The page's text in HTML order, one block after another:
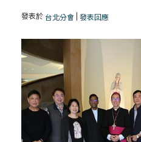
發表於 台北分會|發表回應